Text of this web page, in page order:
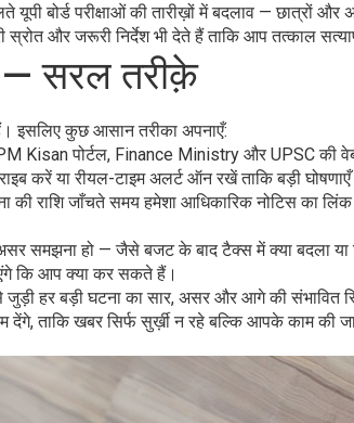
बोर्ड परीक्षाओं की तारीख़ों में बदलाव — छात्रों और
स्रोत और जरूरी निर्देश भी देते हैं ताकि आप तत्काल
सरल तरीक़े
इसलिए कुछ आसान तरीका अपनाएँ:
Kisan पोर्टल, Finance Ministry और UPSC की
करें या रीयल-टाइम अलर्ट ऑन रखें ताकि बड़ी
की राशि जाँचते समय हमेशा आधिकारिक नोटिस का
समझना हो — जैसे बजट के बाद टैक्स में क्या बदला या
कि आप क्या कर सकते हैं।
हर बड़ी घटना का सार, असर और आगे की संभावित
ताकि खबर सिर्फ सुर्ख़ी न रहे बल्कि आपके काम की